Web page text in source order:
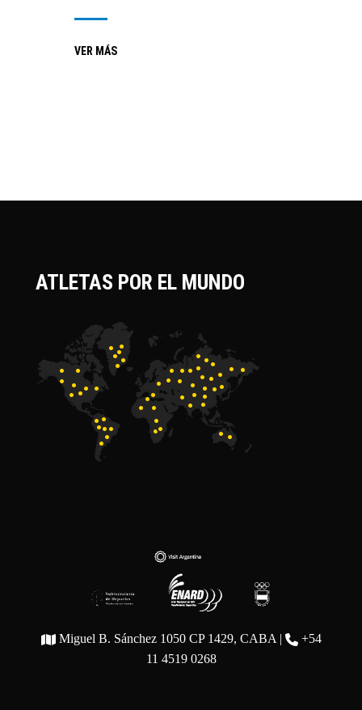
VER MÁS
ATLETAS POR EL MUNDO
Miguel B. Sánchez 1050 CP 1429, CABA |
+54
11 4519 0268